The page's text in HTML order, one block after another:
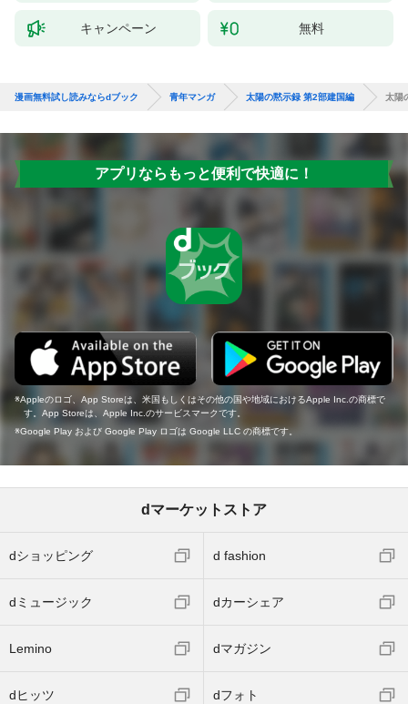
キャンペーン 無料
漫画無料試し読みならdブック 青年マンガ 太陽の黙示録 第2部建国編 太陽
アプリならもっと便利で快適に！
Appleのロゴ、App Storeは、米国もしくはその他の国や地域におけるApple Inc.の商標で
す。App Storeは、Apple Inc.のサービスマークです。
Google Play および Google Play ロゴは Google LLC の商標です。
dマーケットストア
dショッピング d fashion
dミュージック dカーシェア
Lemino dマガジン
dヒッツ dフォト